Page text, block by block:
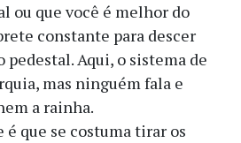
ou que você é melhor do
constante para descer
pedestal. Aqui, o sistema de
mas ninguém fala e
a rainha.
que se costuma tirar os